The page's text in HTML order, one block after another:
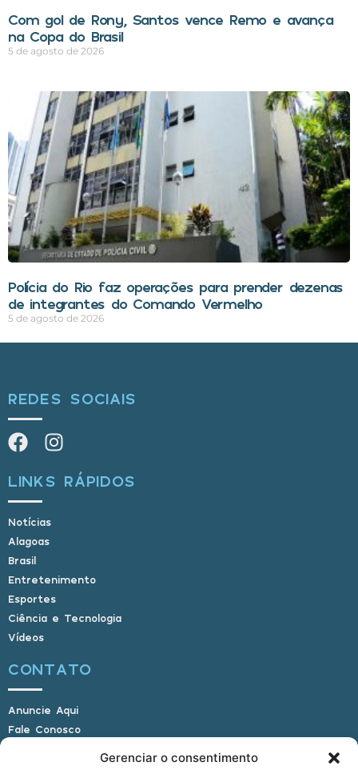
Gerenciar o consentimento
Com gol de Rony, Santos vence Remo e avança
na Copa do Brasil
5 de agosto de 2026
Polícia do Rio faz operações para prender dezenas
de integrantes do Comando Vermelho
5 de agosto de 2026
REDES SOCIAIS
LINKS RÁPIDOS
Notícias
Alagoas
Brasil
Entretenimento
Esportes
Ciência e Tecnologia
Vídeos
CONTATO
Anuncie Aqui
Fale Conosco